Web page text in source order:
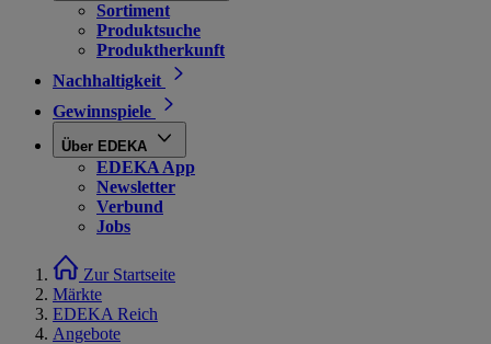
Sortiment
Produktsuche
Produktherkunft
Nachhaltigkeit
Gewinnspiele
Über EDEKA
EDEKA App
Newsletter
Verbund
Jobs
Zur Startseite
Märkte
EDEKA Reich
Angebote